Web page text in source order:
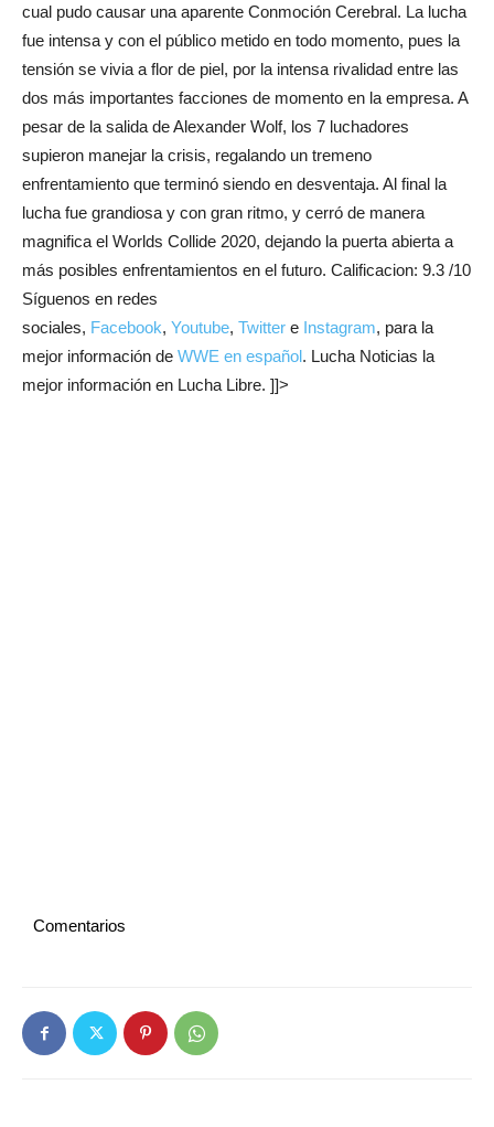
cual pudo causar una aparente Conmoción Cerebral. La lucha
fue intensa y con el público metido en todo momento, pues la
tensión se vivia a flor de piel, por la intensa rivalidad entre las
dos más importantes facciones de momento en la empresa. A
pesar de la salida de Alexander Wolf, los 7 luchadores
supieron manejar la crisis, regalando un tremeno
enfrentamiento que terminó siendo en desventaja. Al final la
lucha fue grandiosa y con gran ritmo, y cerró de manera
magnifica el Worlds Collide 2020, dejando la puerta abierta a
más posibles enfrentamientos en el futuro. Calificacion: 9.3 /10
Síguenos en redes
sociales, Facebook, Youtube, Twitter e Instagram, para la
mejor información de WWE en español. Lucha Noticias la
mejor información en Lucha Libre. ]]>
Comentarios